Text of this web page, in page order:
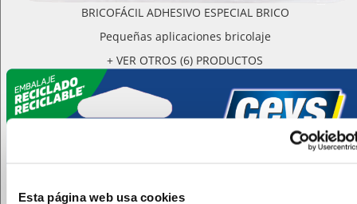
Esta página web usa cookies
BRICOFÁCIL ADHESIVO ESPECIAL BRICO
Pequeñas aplicaciones bricolaje
+ VER OTROS (6) PRODUCTOS